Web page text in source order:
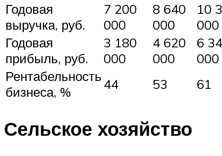
Годовая
выручка, руб.
7 200
000
8 640
000
10
000
Годовая
прибыль, руб.
3 180
000
4 620
000
6
000
Рентабельность
бизнеса, %
44 53 61
Сельское хозяйство